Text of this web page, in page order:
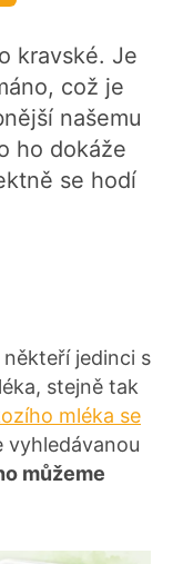
kravské. Je
což je
našemu
ho dokáže
se hodí
jedinci s
stejně tak
mléka se
vyhledávanou
můžeme